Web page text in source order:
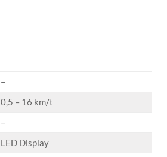
–
0,5 – 16 km/t
–
LED Display